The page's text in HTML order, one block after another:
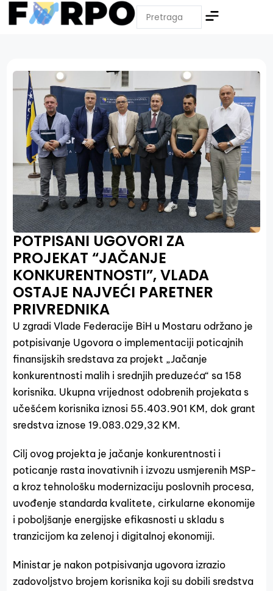
POTPISANI UGOVORI ZA
PROJEKAT “JAČANJE
KONKURENTNOSTI”, VLADA
OSTAJE NAJVEĆI PARETNER
PRIVREDNIKA
U zgradi Vlade Federacije BiH u Mostaru održano je
potpisivanje Ugovora o implementaciji poticajnih
finansijskih sredstava za projekt „Jačanje
konkurentnosti malih i srednjih preduzeća“ sa 158
korisnika. Ukupna vrijednost odobrenih projekata s
učešćem korisnika iznosi 55.403.901 KM, dok grant
sredstva iznose 19.083.029,32 KM.
Cilj ovog projekta je jačanje konkurentnosti i
poticanje rasta inovativnih i izvozu usmjerenih MSP-
a kroz tehnološku modernizaciju poslovnih procesa,
uvođenje standarda kvalitete, cirkularne ekonomije
i poboljšanje energijske efikasnosti u skladu s
tranzicijom ka zelenoj i digitalnoj ekonomiji.
Ministar je nakon potpisivanja ugovora izrazio
zadovoljstvo brojem korisnika koji su dobili sredstva